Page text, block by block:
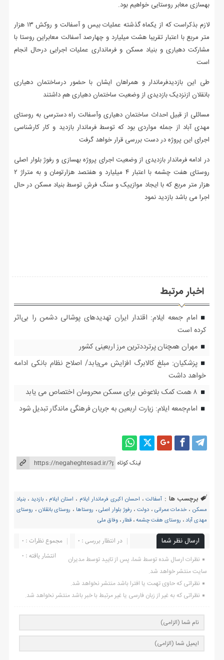
بهسازی معابر روستایی خواهیم بود.
لازم بذکراست که از یکماه گذشته عملیات بیس و آسفالت و روکش ۱۳ هزار
متر مربع با اعتبار تقریبا هشت میلیارد و چهارصد آسفالت معابراین روستا با
مشارکت دهیاری و بنیاد مسکن و فرمانداری عملیات اجرایی درحال انجام
است
طی این بازدیدفرماندار و همراهان ایشان با حضور درساختمان دهیاری
بانقلان ازنزدیک بازدیدی از وضعیت ساختمان دهیاری هم داشتند
مسائلی از قبیل احداث ساختمان دهیاری وآسفالت راه دسترسی به روستای
مهدی آباد از جمله مواردی بود که توسط فرماندار بازدید و کار کارشناسی
اجرای این پروژه در دست بررسی قرار خواهد گرفت
در ادامه فرماندار بازدیدی از وضعیت اجرای پروژه بهسازی و رفوژ بلوار اصلی
روستای هفت چشمه با اعتبار ۴ میلیارد و هفتصد هزارتومان و به متراژ ۲
هزار متر مربع که با ایجاد موازییک و سنگ فرش توسط بنیاد مسکن در حال
اجرا می باشد بازدید نمود
اخبار مرتبط
امام جمعه ایلام: اقتدار ایران تهدیدهای پوشالی دشمن را بی‌اثر
کرده است
مهران همچنان پرترددترین مرز اربعینی کشور
پزشکیان: مبلغ کالابرگ افزایش می‌یابد/ اصلاح نظام بانکی ادامه
خواهد داشت
۸ همت کمک بلاعوض برای مسکن محرومان اختصاص می یابد
امام‌جمعه ایلام: زیارت اربعین به جریان فرهنگی ماندگار تبدیل شود
لینک کوتاه
برچسب ها : آسفالت ، احسان اکبری فرماندار ایلام ، استان ایلام ، بازدید ، بنیاد
مسکن ،خدمات عمرانی ، دولت، رفوژ بلوار اصلی، روستاها ، روستای بانقلان ، روستای
مهدی آباد، روستای هفت چشمه،قطار،وفاق ملی
ارسال نظر شما مجموع نظرات : 0
در انتظار بررسی : 0
انتشار یافته : ۰
نظرات ارسال شده توسط شما، پس از تایید توسط مدیران
سایت منتشر خواهد شد.
نظراتی که حاوی تهمت یا افترا باشد منتشر نخواهد شد.
نظراتی که به غیر از زبان فارسی یا غیر مرتبط با خبر باشد منتشر نخواهد شد.